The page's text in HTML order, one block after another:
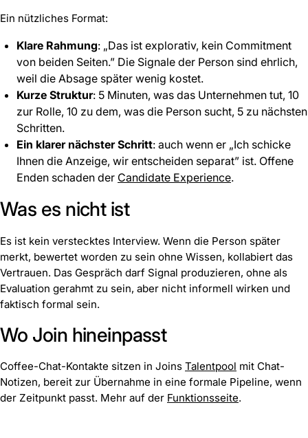
Ein nützliches Format:
Klare Rahmung: „Das ist explorativ, kein Commitment
von beiden Seiten.” Die Signale der Person sind ehrlich,
weil die Absage später wenig kostet.
Kurze Struktur: 5 Minuten, was das Unternehmen tut, 10
zur Rolle, 10 zu dem, was die Person sucht, 5 zu nächsten
Schritten.
Ein klarer nächster Schritt: auch wenn er „Ich schicke
Ihnen die Anzeige, wir entscheiden separat” ist. Offene
Enden schaden der Candidate Experience.
Was es nicht ist
Es ist kein verstecktes Interview. Wenn die Person später
merkt, bewertet worden zu sein ohne Wissen, kollabiert das
Vertrauen. Das Gespräch darf Signal produzieren, ohne als
Evaluation gerahmt zu sein, aber nicht informell wirken und
faktisch formal sein.
Wo Join hineinpasst
Coffee-Chat-Kontakte sitzen in Joins Talentpool mit Chat-
Notizen, bereit zur Übernahme in eine formale Pipeline, wenn
der Zeitpunkt passt. Mehr auf der Funktionsseite.